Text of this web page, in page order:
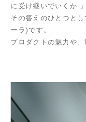
に受け継いでいくか 」
その答えのひとつと
ーラ)です。
プロダクトの魅力や